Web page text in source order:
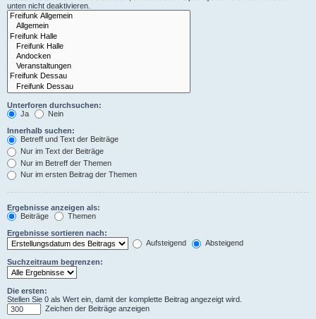
unten nicht deaktivieren.
Unterforen durchsuchen:
Ja
Nein
Innerhalb suchen:
Betreff und Text der Beiträge
Nur im Text der Beiträge
Nur im Betreff der Themen
Nur im ersten Beitrag der Themen
Ergebnisse anzeigen als:
Beiträge
Themen
Ergebnisse sortieren nach:
Aufsteigend
Absteigend
Suchzeitraum begrenzen:
Die ersten:
Stellen Sie 0 als Wert ein, damit der komplette Beitrag angezeigt wird.
Zeichen der Beiträge anzeigen